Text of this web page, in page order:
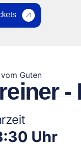
Guten
-
Uhr